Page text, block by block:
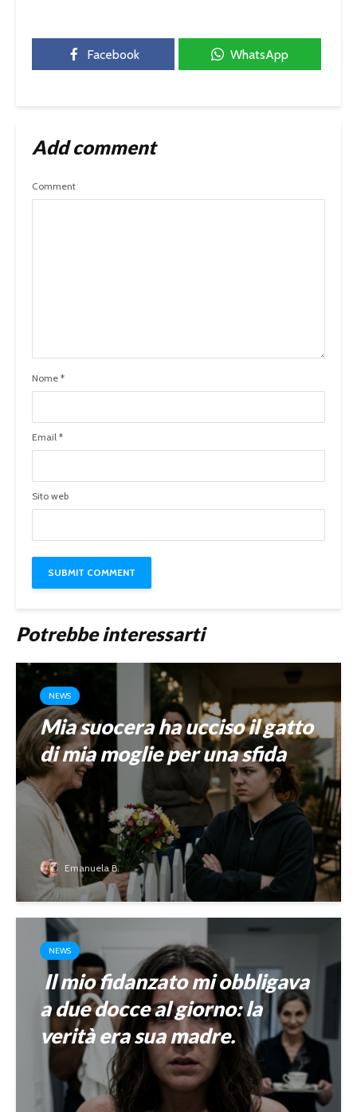
Facebook WhatsApp
Add comment
Comment
Nome *
Email *
Sito web
Potrebbe interessarti
NEWS
Mia suocera ha ucciso il gatto
di mia moglie per una sfida
Emanuela B.
NEWS
Il mio fidanzato mi obbligava
a due docce al giorno: la
verità era sua madre.